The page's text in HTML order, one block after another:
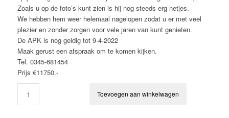
Zoals u op de foto’s kunt zien is hij nog steeds erg netjes.
We hebben hem weer helemaal nagelopen zodat u er met veel
plezier en zonder zorgen voor vele jaren van kunt genieten.
De APK is nog geldig tot 9-4-2022
Maak gerust een afspraak om te komen kijken.
Tel. 0345-681454
Prijs €11750.-
Toevoegen aan winkelwagen